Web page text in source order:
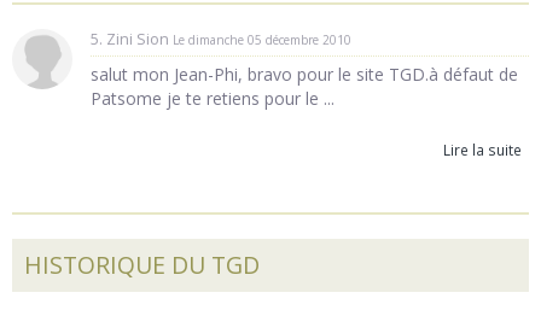
5. Zini Sion Le dimanche 05 décembre 2010
salut mon Jean-Phi, bravo pour le site TGD.à défaut de
Patsome je te retiens pour le ...
Lire la suite
HISTORIQUE DU TGD